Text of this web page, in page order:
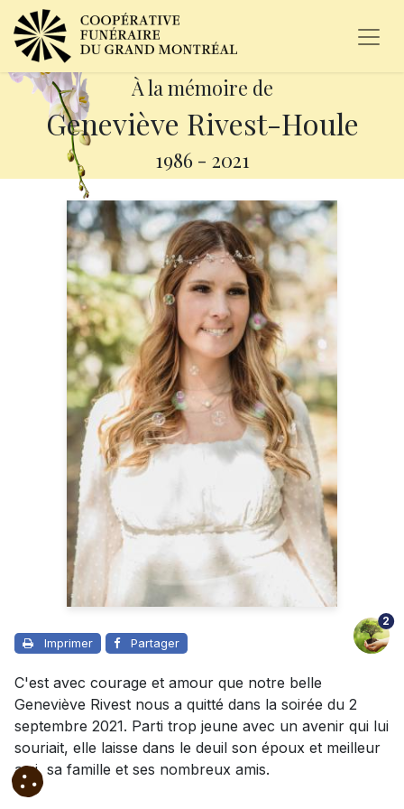
À la mémoire de
Geneviève Rivest-Houle
1986 - 2021
Imprimer Partager
2
C'est avec courage et amour que notre belle
Geneviève Rivest nous a quitté dans la soirée du 2
septembre 2021. Parti trop jeune avec un avenir qui lui
souriait, elle laisse dans le deuil son époux et meilleur
ami, sa famille et ses nombreux amis.